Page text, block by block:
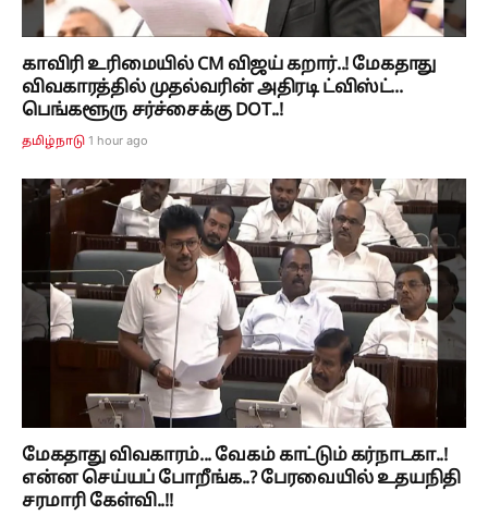
காவிரி உரிமையில் CM விஜய் கறார்..! மேகதாது
விவகாரத்தில் முதல்வரின் அதிரடி ட்விஸ்ட்...
பெங்களூரு சர்ச்சைக்கு DOT..!
தமிழ்நாடு 1 hour ago
மேகதாது விவகாரம்... வேகம் காட்டும் கர்நாடகா..!
என்ன செய்யப் போறீங்க..? பேரவையில் உதயநிதி
சரமாரி கேள்வி..!!